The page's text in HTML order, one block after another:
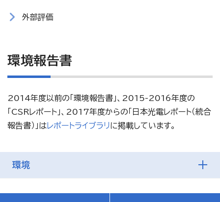
環境
外部評価
環境報告書
2014年度以前の「環境報告書」、2015-2016年度の
「CSRレポート」、2017年度からの「日本光電レポート（統合
報告書）」はレポートライブラリに掲載しています。